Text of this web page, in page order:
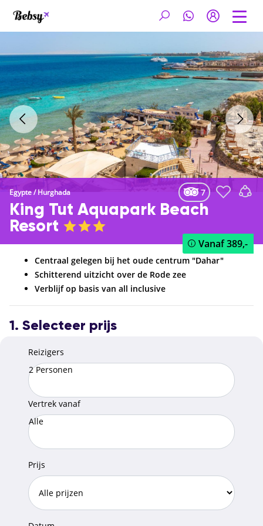
Egypte/Hurghada 7
King Tut Aquapark Beach
Resort
Vanaf389,-
Centraal gelegen bij het oude centrum "Dahar"
Schitterend uitzicht over de Rode zee
Verblijf op basis van all inclusive
1. Selecteer prijs
Reizigers
2 Personen
Vertrek vanaf
Alle
Prijs